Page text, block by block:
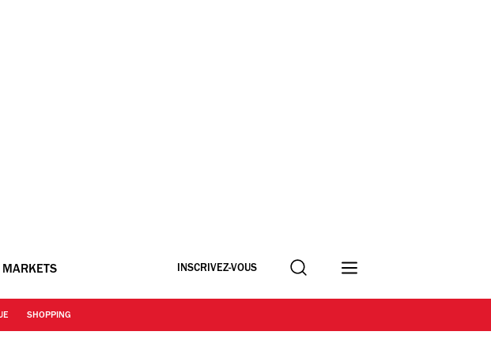
MARKETS INSCRIVEZ-VOUS Recherche
SHOPPING